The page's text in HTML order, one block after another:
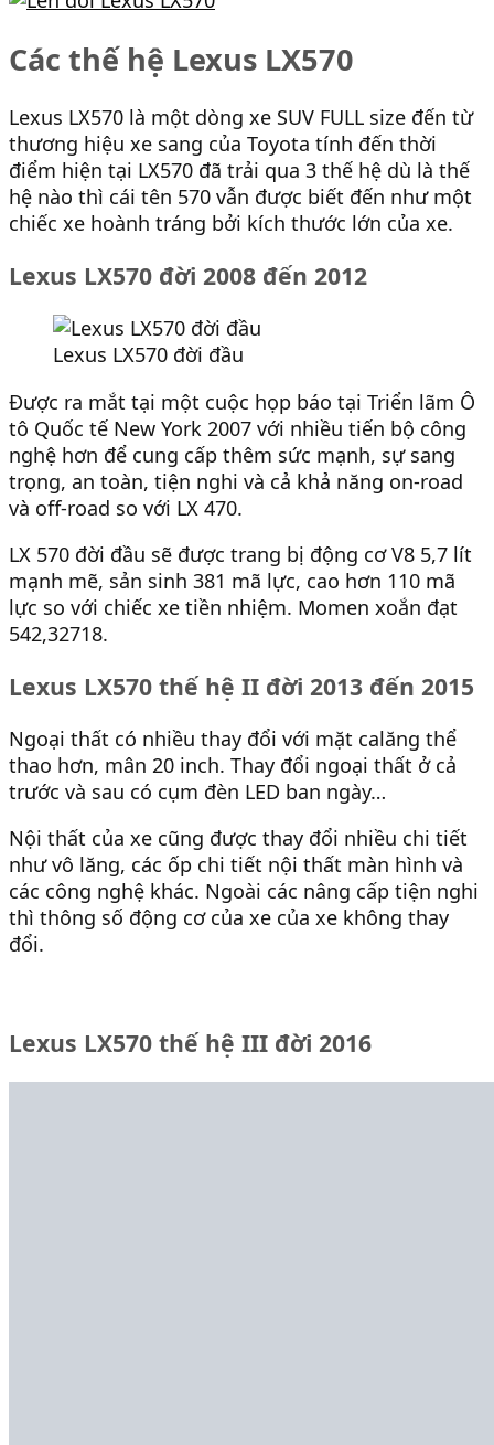
Các thế hệ Lexus LX570
Lexus LX570 là một dòng xe SUV FULL size đến từ
thương hiệu xe sang của Toyota tính đến thời
điểm hiện tại LX570 đã trải qua 3 thế hệ dù là thế
hệ nào thì cái tên 570 vẫn được biết đến như một
chiếc xe hoành tráng bởi kích thước lớn của xe.
Lexus LX570 đời 2008 đến 2012
Lexus LX570 đời đầu
Được ra mắt tại một cuộc họp báo tại Triển lãm Ô
tô Quốc tế New York 2007 với nhiều tiến bộ công
nghệ hơn để cung cấp thêm sức mạnh, sự sang
trọng, an toàn, tiện nghi và cả khả năng on-road
và off-road so với LX 470.
LX 570 đời đầu sẽ được trang bị động cơ V8 5,7 lít
mạnh mẽ, sản sinh 381 mã lực, cao hơn 110 mã
lực so với chiếc xe tiền nhiệm. Momen xoắn đạt
542,32718.
Lexus LX570 thế hệ II đời 2013 đến 2015
Ngoại thất có nhiều thay đổi với mặt calăng thể
thao hơn, mân 20 inch. Thay đổi ngoại thất ở cả
trước và sau có cụm đèn LED ban ngày…
Nội thất của xe cũng được thay đổi nhiều chi tiết
như vô lăng, các ốp chi tiết nội thất màn hình và
các công nghệ khác. Ngoài các nâng cấp tiện nghi
thì thông số động cơ của xe của xe không thay
đổi.
Lexus LX570 thế hệ III đời 2016